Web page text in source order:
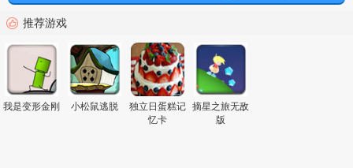
推荐游戏
我是变形金刚 小松鼠逃脱
独立日蛋糕记
忆卡
摘星之旅无敌
版